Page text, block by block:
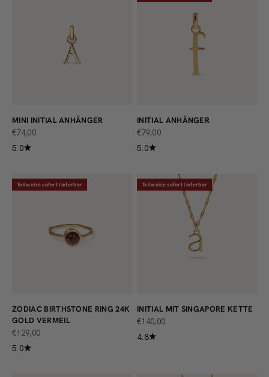
MINI INITIAL ANHÄNGER
ANGEBOT
€74,00
5.0
INITIAL ANHÄNGER
ANGEBOT
€79,00
5.0
Teilweise sofort lieferbar
ZODIAC BIRTHSTONE RING 24K
GOLD VERMEIL
ANGEBOT
€129,00
5.0
Teilweise sofort lieferbar
INITIAL MIT SINGAPORE KETTE
ANGEBOT
€140,00
4.8